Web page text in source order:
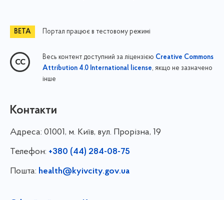
Портал працює в тестовому режимі
Весь контент доступний за ліцензією Creative Commons
Attribution 4.0 International license, якщо не зазначено
інше
Контакти
Адреса: 01001, м. Київ, вул. Прорізна, 19
Телефон: +380 (44) 284-08-75
Пошта: health@kyivcity.gov.ua